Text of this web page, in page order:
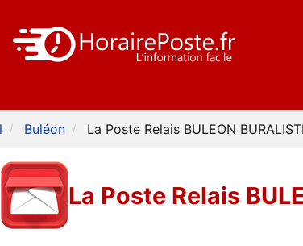
Buléon La Poste Relais BULEON
La Poste Relais